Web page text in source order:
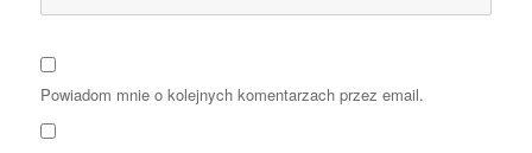
Powiadom mnie o kolejnych komentarzach przez email.